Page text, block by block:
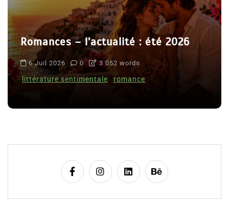
Romances – l’actualité : été 2026
6 Juil 2026 0 3 052 words
littérature sentimentale romance